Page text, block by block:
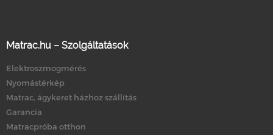
Matrac.hu – Szolgáltatások
Elektroszmogmérés
Nyomástérkép
Matrac, ágykeret házhoz szállítás
Garancia
Matracpróba otthon